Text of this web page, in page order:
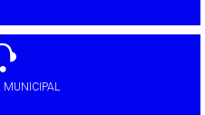
MUNICIPAL